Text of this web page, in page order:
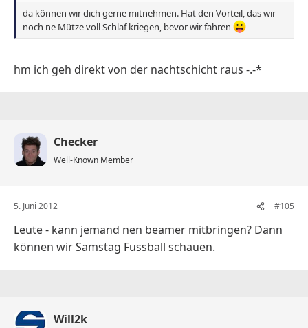
da können wir dich gerne mitnehmen. Hat den Vorteil, das wir
noch ne Mütze voll Schlaf kriegen, bevor wir fahren
hm ich geh direkt von der nachtschicht raus -.-*
Checker
Well-Known Member
5. Juni 2012 #105
Leute - kann jemand nen beamer mitbringen? Dann
können wir Samstag Fussball schauen.
Will2k